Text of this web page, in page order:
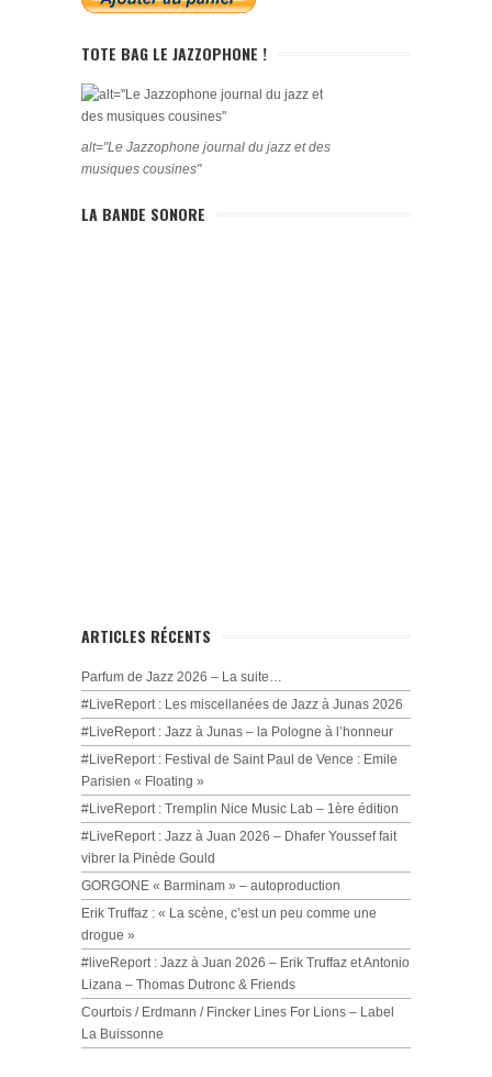
TOTE BAG LE JAZZOPHONE !
alt="Le Jazzophone journal du jazz et des
musiques cousines"
LA BANDE SONORE
ARTICLES RÉCENTS
Parfum de Jazz 2026 – La suite…
#LiveReport : Les miscellanées de Jazz à Junas 2026
#LiveReport : Jazz à Junas – la Pologne à l’honneur
#LiveReport : Festival de Saint Paul de Vence : Emile
Parisien « Floating »
#LiveReport : Tremplin Nice Music Lab – 1ère édition
#LiveReport : Jazz à Juan 2026 – Dhafer Youssef fait
vibrer la Pinède Gould
GORGONE « Barminam » – autoproduction
Erik Truffaz : « La scène, c’est un peu comme une
drogue »
#liveReport : Jazz à Juan 2026 – Erik Truffaz et Antonio
Lizana – Thomas Dutronc & Friends
Courtois / Erdmann / Fincker Lines For Lions – Label
La Buissonne